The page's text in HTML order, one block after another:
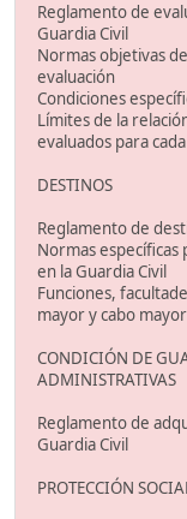
Reglamento de
Guardia Civil
Normas objetivas
evaluación
Condiciones
Límites de la
evaluados para
DESTINOS
Reglamento de
Normas específicas
en la Guardia Civil
Funciones,
mayor y cabo mayor
CONDICIÓN DE
ADMINISTRATIVAS
Reglamento de
Guardia Civil
PROTECCIÓN